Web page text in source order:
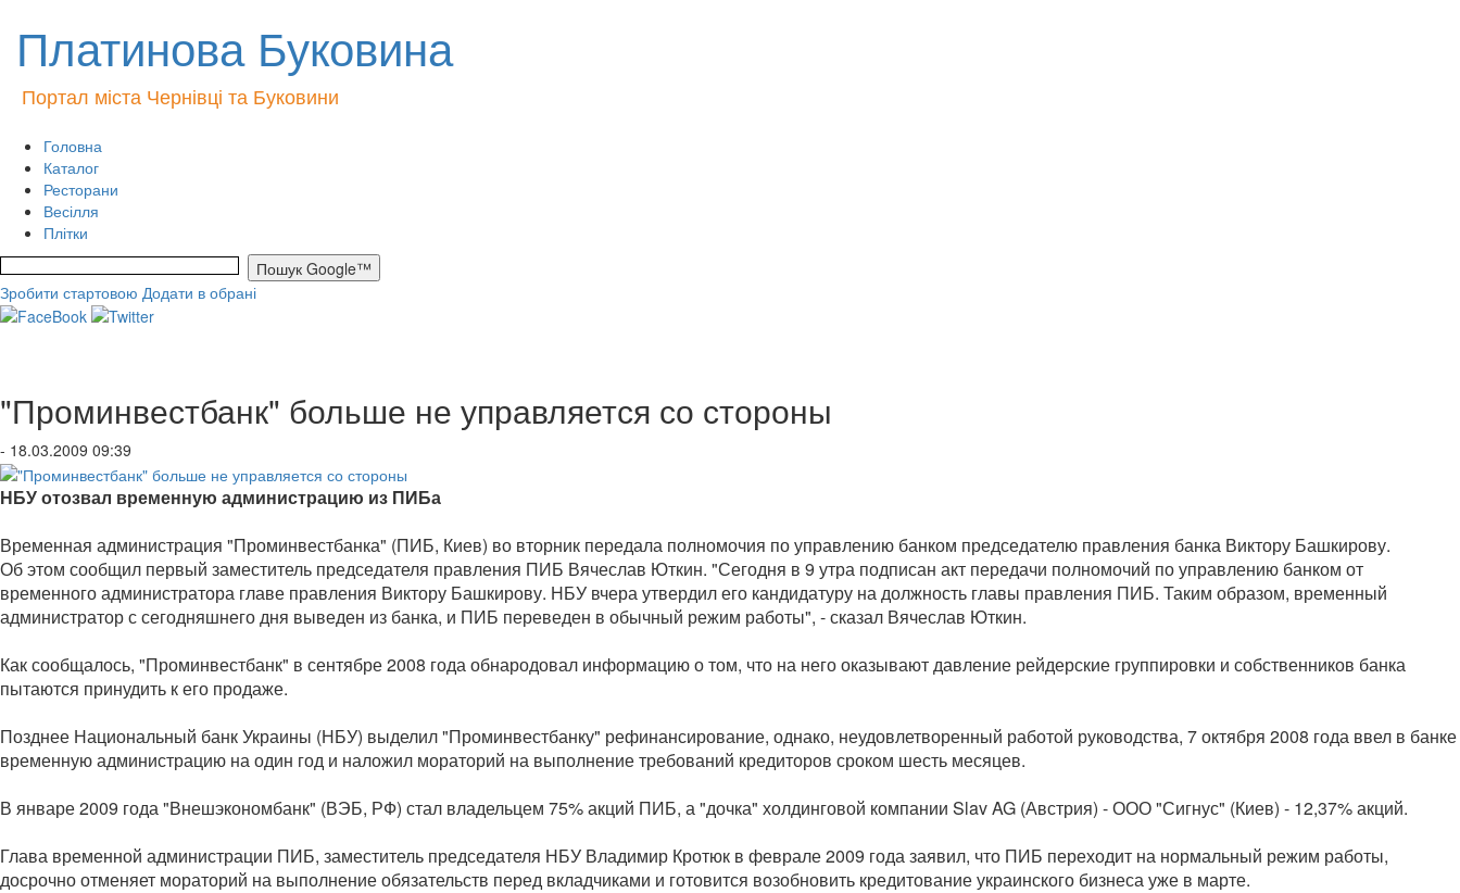
Платинова Буковина
Портал міста Чернівці та Буковини
Головна
Каталог
Ресторани
Весілля
Плітки
Зробити стартовою Додати в обрані
"Проминвестбанк" больше не управляется со стороны
- 18.03.2009 09:39
НБУ отозвал временную администрацию из ПИБа
Временная администрация "Проминвестбанка" (ПИБ, Киев) во вторник передала полномочия по управлению банком председателю правления банка Виктору Башкирову.
Об этом сообщил первый заместитель председателя правления ПИБ Вячеслав Юткин. "Сегодня в 9 утра подписан акт передачи полномочий по управлению банком от
временного администратора главе правления Виктору Башкирову. НБУ вчера утвердил его кандидатуру на должность главы правления ПИБ. Таким образом, временный
администратор с сегодняшнего дня выведен из банка, и ПИБ переведен в обычный режим работы", - сказал Вячеслав Юткин.
Как сообщалось, "Проминвестбанк" в сентябре 2008 года обнародовал информацию о том, что на него оказывают давление рейдерские группировки и собственников банка
пытаются принудить к его продаже.
Позднее Национальный банк Украины (НБУ) выделил "Проминвестбанку" рефинансирование, однако, неудовлетворенный работой руководства, 7 октября 2008 года ввел в банке
временную администрацию на один год и наложил мораторий на выполнение требований кредиторов сроком шесть месяцев.
В январе 2009 года "Внешэкономбанк" (ВЭБ, РФ) стал владельцем 75% акций ПИБ, а "дочка" холдинговой компании Slav AG (Австрия) - ООО "Сигнус" (Киев) - 12,37% акций.
Глава временной администрации ПИБ, заместитель председателя НБУ Владимир Кротюк в феврале 2009 года заявил, что ПИБ переходит на нормальный режим работы,
досрочно отменяет мораторий на выполнение обязательств перед вкладчиками и готовится возобновить кредитование украинского бизнеса уже в марте.